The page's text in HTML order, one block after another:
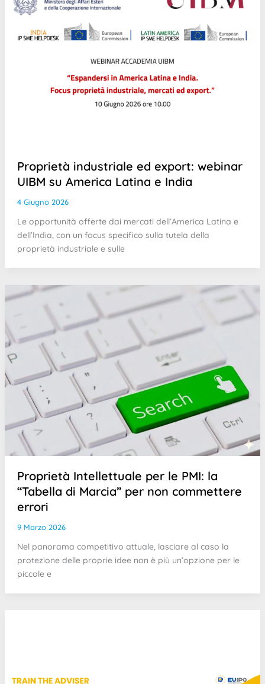
Proprietà industriale ed export: webinar
UIBM su America Latina e India
4 Giugno 2026
Le opportunità offerte dai mercati dell’America Latina e
dell’India, con un focus specifico sulla tutela della
proprietà industriale e sulle
Proprietà Intellettuale per le PMI: la
“Tabella di Marcia” per non commettere
errori
9 Marzo 2026
Nel panorama competitivo attuale, lasciare al caso la
protezione delle proprie idee non è più un’opzione per le
piccole e